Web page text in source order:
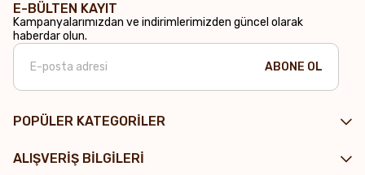
POPÜLER KATEGORİLER
ALIŞVERİŞ BİLGİLERİ
E-BÜLTEN KAYIT
Kampanyalarımızdan ve indirimlerimizden güncel olarak
haberdar olun.
ABONE OL